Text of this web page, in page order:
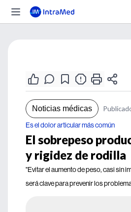
Noticias médicas
Es el dolor articular más común
El sobrepeso
y rigidez de rodilla
"Evitar el aumento de peso, casi sin
será clave para prevenir los